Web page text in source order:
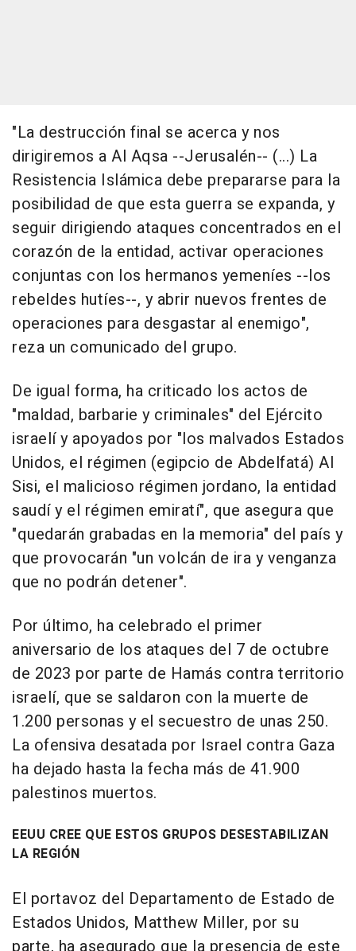
"La destrucción final se acerca y nos
dirigiremos a Al Aqsa --Jerusalén-- (...) La
Resistencia Islámica debe prepararse para la
posibilidad de que esta guerra se expanda, y
seguir dirigiendo ataques concentrados en el
corazón de la entidad, activar operaciones
conjuntas con los hermanos yemeníes --los
rebeldes hutíes--, y abrir nuevos frentes de
operaciones para desgastar al enemigo",
reza un comunicado del grupo.
De igual forma, ha criticado los actos de
"maldad, barbarie y criminales" del Ejército
israelí y apoyados por "los malvados Estados
Unidos, el régimen (egipcio de Abdelfatá) Al
Sisi, el malicioso régimen jordano, la entidad
saudí y el régimen emiratí", que asegura que
"quedarán grabadas en la memoria" del país y
que provocarán "un volcán de ira y venganza
que no podrán detener".
Por último, ha celebrado el primer
aniversario de los ataques del 7 de octubre
de 2023 por parte de Hamás contra territorio
israelí, que se saldaron con la muerte de
1.200 personas y el secuestro de unas 250.
La ofensiva desatada por Israel contra Gaza
ha dejado hasta la fecha más de 41.900
palestinos muertos.
EEUU CREE QUE ESTOS GRUPOS DESESTABILIZAN
LA REGIÓN
El portavoz del Departamento de Estado de
Estados Unidos, Matthew Miller, por su